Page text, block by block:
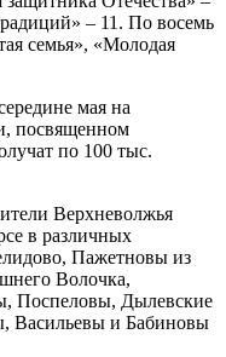
– 11. По восемь
семья», «Молодая
мая на
посвященном
по 100 тыс.
Верхневолжья
в различных
Пажетновы из
Волочка,
Поспеловы, Дылевские
Васильевы и Бабиновы